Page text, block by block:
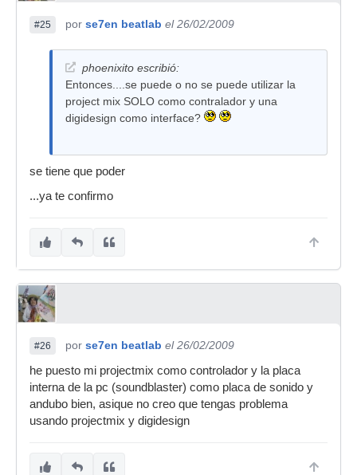
#25 por se7en beatlab el 26/02/2009
phoenixito escribió:
Entonces....se puede o no se puede utilizar la
project mix SOLO como contralador y una
digidesign como interface?
se tiene que poder
...ya te confirmo
#26 por se7en beatlab el 26/02/2009
he puesto mi projectmix como controlador y la placa
interna de la pc (soundblaster) como placa de sonido y
andubo bien, asique no creo que tengas problema
usando projectmix y digidesign